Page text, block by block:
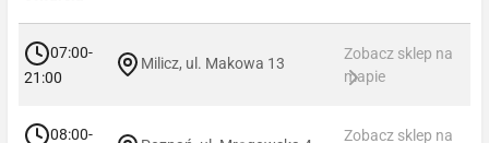
07:00-
21:00
Milicz, ul. Makowa 13
Zobacz sklep na
mapie
08:00-
Zobacz sklep na